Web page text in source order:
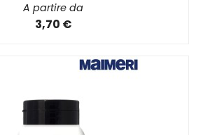
A partire da
3,70 €